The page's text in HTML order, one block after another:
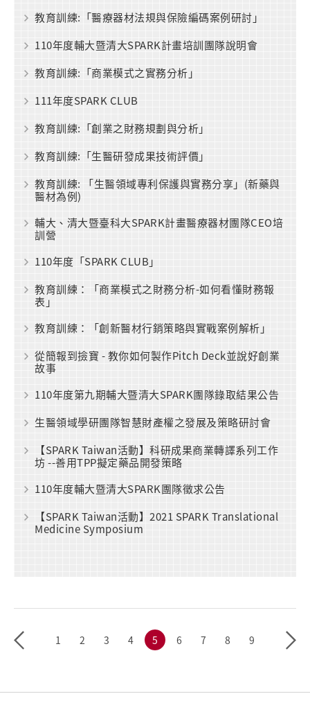
教育訓練:「醫療器材法規與保險編碼案例研討」
110年度輔大暨清大SPARK計畫培訓團隊說明會
教育訓練:「商業模式之實務分析」
111年度SPARK CLUB
教育訓練:「創業之財務規劃與分析」
教育訓練:「生醫研發成果技術評價」
教育訓練: 「生醫領域專利保護與實務分享」(新藥與
醫材為例)
輔大、清大暨臺科大SPARK計畫醫療器材團隊CEO培
訓營
110年度「SPARK CLUB」
教育訓練：「商業模式之財務分析-如何看懂財務報
表」
教育訓練：「創新醫材行銷策略與實戰案例解析」
從簡報到撿寶 - 教你如何製作Pitch Deck並說好創業
故事
110年度第九期輔大暨清大SPARK團隊錄取結果公告
生醫領域學研團隊智慧財產權之發展及策略研討會
【SPARK Taiwan活動】科研成果商業轉譯系列工作
坊 --善用TPP擬定藥品開發策略
110年度輔大暨清大SPARK團隊徵求公告
【SPARK Taiwan活動】2021 SPARK Translational
Medicine Symposium